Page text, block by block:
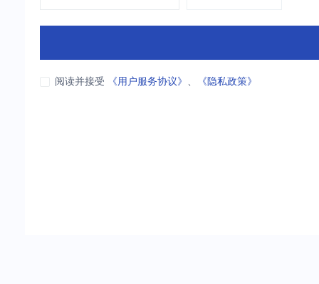
阅读并接受 《用户服务协议》 、 《隐私政策》